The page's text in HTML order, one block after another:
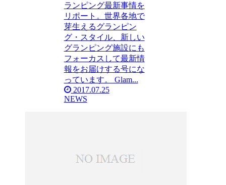
ランピング最新事情を
リポート。世界各地で
芽生えるグランピン
グ・スタイル、新しい
グランピング施設にも
フォーカスして最新情
報をお届けする号にな
っています。 Glam...
2017.07.25
NEWS